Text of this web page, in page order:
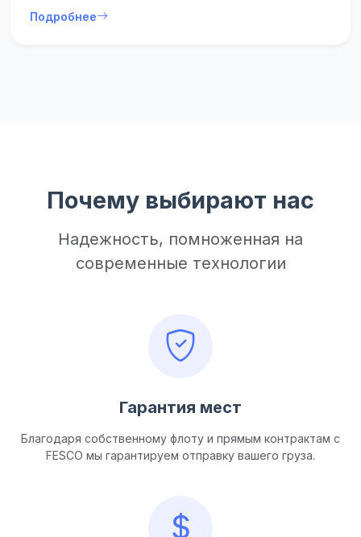
Подробнее
Почему выбирают нас
Надежность, помноженная на
современные технологии
Гарантия мест
Благодаря собственному флоту и прямым контрактам с
FESCO мы гарантируем отправку вашего груза.